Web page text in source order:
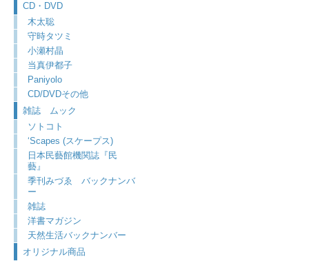
CD・DVD
木太聡
守時タツミ
小瀬村晶
当真伊都子
Paniyolo
CD/DVDその他
雑誌 ムック
ソトコト
‘Scapes (スケープス)
日本民藝館機関誌『民
藝』
季刊みづゑ バックナンバ
ー
雑誌
洋書マガジン
天然生活バックナンバー
オリジナル商品